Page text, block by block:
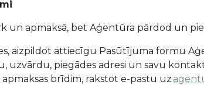
un apmaksā, bet Aģentūra pārdod un
aizpildot attiecīgu Pasūtījuma formu
uzvārdu, piegādes adresi un savu
brīdim, rakstot e-pastu uz